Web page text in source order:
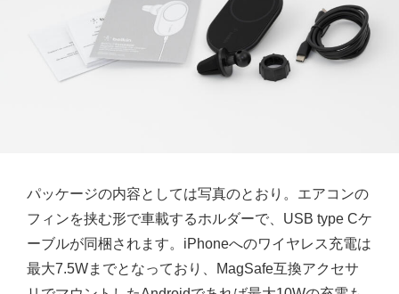
パッケージの内容としては写真のとおり。エアコンの
フィンを挟む形で車載するホルダーで、USB type Cケ
ーブルが同梱されます。iPhoneへのワイヤレス充電は
最大7.5Wまでとなっており、MagSafe互換アクセサ